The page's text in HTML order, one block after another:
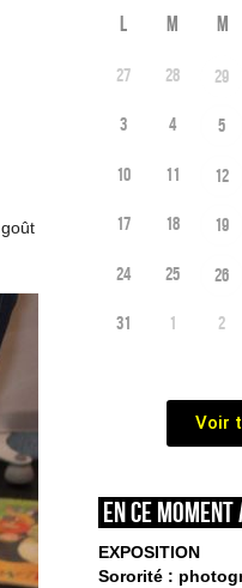
L M M
27 28 29
3 4 5
10 11 12
17 18 19
24 25 26
31 1 2
Voir
En ce
EXPOSITION
Sororité :